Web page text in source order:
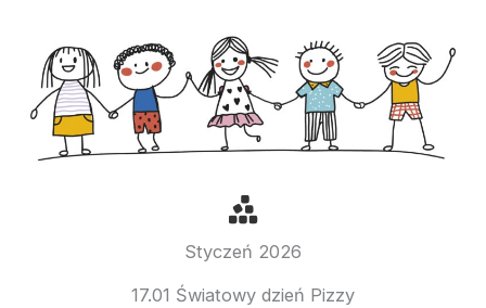
Styczeń 2026
17.01 Światowy dzień Pizzy